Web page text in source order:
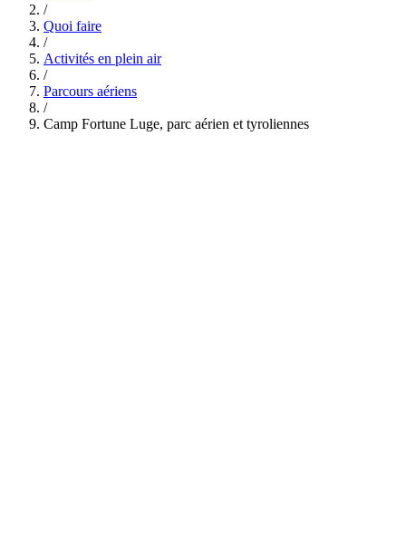
/
Quoi faire
/
Activités en plein air
/
Parcours aériens
/
Camp Fortune Luge, parc aérien et tyroliennes